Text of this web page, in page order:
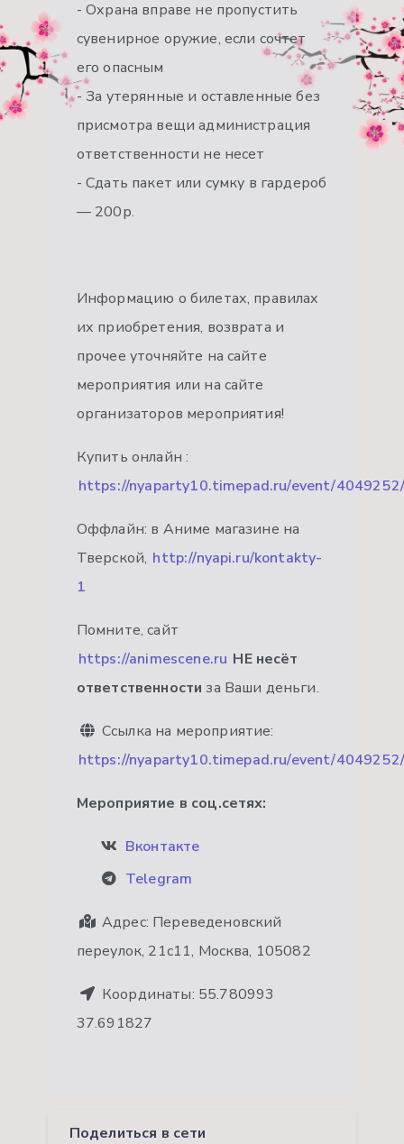
- Охрана вправе не пропустить
сувенирное оружие, если сочтет
его опасным
- За утерянные и оставленные без
присмотра вещи администрация
ответственности не несет
- Сдать пакет или сумку в гардероб
— 200р.
Информацию о билетах, правилах
их приобретения, возврата и
прочее уточняйте на сайте
мероприятия или на сайте
организаторов мероприятия!
Купить онлайн :
https://nyaparty10.timepad.ru/event/4049252/
Оффлайн: в Аниме магазине на
Тверской, http://nyapi.ru/kontakty-
1
Помните, сайт
https://animescene.ru НЕ несёт
ответственности за Ваши деньги.
Ссылка на мероприятие:
https://nyaparty10.timepad.ru/event/4049252/
Мероприятие в соц.сетях:
Вконтакте
Telegram
Адрес: Переведеновский
переулок, 21с11, Москва, 105082
Координаты: 55.780993
37.691827
Поделиться в сети